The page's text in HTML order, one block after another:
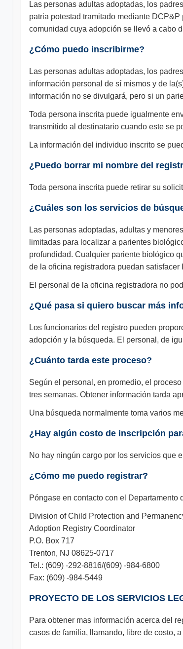
Las personas adultas adoptadas, los
patria potestad tramitado mediante
comunidad cuya adopción se llevó a cabo
¿Cómo puedo inscribirme?
Las personas adultas adoptadas, los
información personal de sí mismos y de
información no se divulgará, pero si un
Toda persona inscrita puede igualmente
transmitido al destinatario cuando este se
La información del individuo inscrito se
¿Puedo borrar mi nombre del
Toda persona inscrita puede retirar su
¿Cuáles son los servicios de
Las personas adoptadas, adultas y
limitadas para localizar a parientes
profundidad. Cualquier pariente biológico
de la oficina registradora puedan
El personal de la oficina registradora no
¿Qué pasa si quiero buscar más
Los funcionarios del registro pueden
adopción y la búsqueda. El personal, de
¿Cuánto tarda este proceso?
Según el personal, en promedio, el
tres semanas. Obtener información tarda
Una búsqueda normalmente toma varios
¿Hay algún costo de inscripción
No hay ningún cargo por los servicios que
¿Cómo me puedo registrar?
Póngase en contacto con el
Division of Child Protection and
Adoption Registry Coordinator
P.O. Box 717
Trenton, NJ 08625-0717
Tel.: (609) -292-8816/(609) -984-6800
Fax: (609) -984-5449
PROYECTO DE LOS SERVICIOS
Para obtener mas información acerca del
casos de familia, llamando, libre de costo,